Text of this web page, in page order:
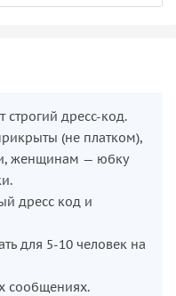
строгий дресс-код.
(не платком),
женщинам — юбку
дресс код и
для 5-10 человек на
сообщениях.